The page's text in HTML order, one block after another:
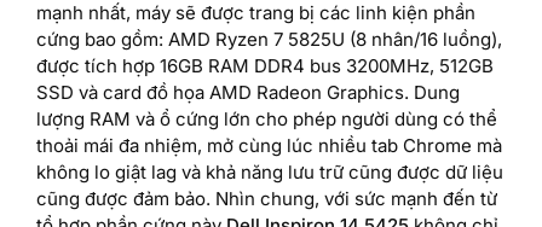
mạnh nhất, máy sẽ được trang bị các linh kiện phần
cứng bao gồm: AMD Ryzen 7 5825U (8 nhân/16 luồng),
được tích hợp 16GB RAM DDR4 bus 3200MHz, 512GB
SSD và card đồ họa AMD Radeon Graphics. Dung
lượng RAM và ổ cứng lớn cho phép người dùng có thể
thoải mái đa nhiệm, mở cùng lúc nhiều tab Chrome mà
không lo giật lag và khả năng lưu trữ cũng được dữ liệu
cũng được đảm bảo. Nhìn chung, với sức mạnh đến từ